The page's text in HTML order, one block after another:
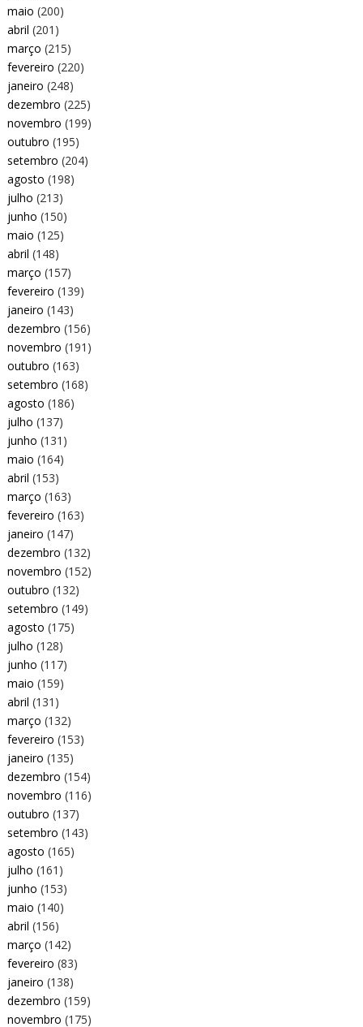
maio (200)
abril (201)
março (215)
fevereiro (220)
janeiro (248)
dezembro (225)
novembro (199)
outubro (195)
setembro (204)
agosto (198)
julho (213)
junho (150)
maio (125)
abril (148)
março (157)
fevereiro (139)
janeiro (143)
dezembro (156)
novembro (191)
outubro (163)
setembro (168)
agosto (186)
julho (137)
junho (131)
maio (164)
abril (153)
março (163)
fevereiro (163)
janeiro (147)
dezembro (132)
novembro (152)
outubro (132)
setembro (149)
agosto (175)
julho (128)
junho (117)
maio (159)
abril (131)
março (132)
fevereiro (153)
janeiro (135)
dezembro (154)
novembro (116)
outubro (137)
setembro (143)
agosto (165)
julho (161)
junho (153)
maio (140)
abril (156)
março (142)
fevereiro (83)
janeiro (138)
dezembro (159)
novembro (175)